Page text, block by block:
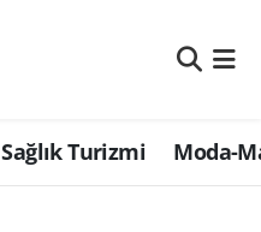
Sağlık Turizmi Moda-